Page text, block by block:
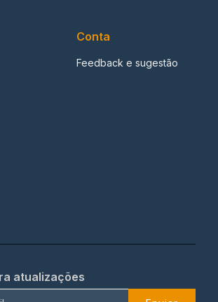
Conta
Feedback e sugestão
atualizações